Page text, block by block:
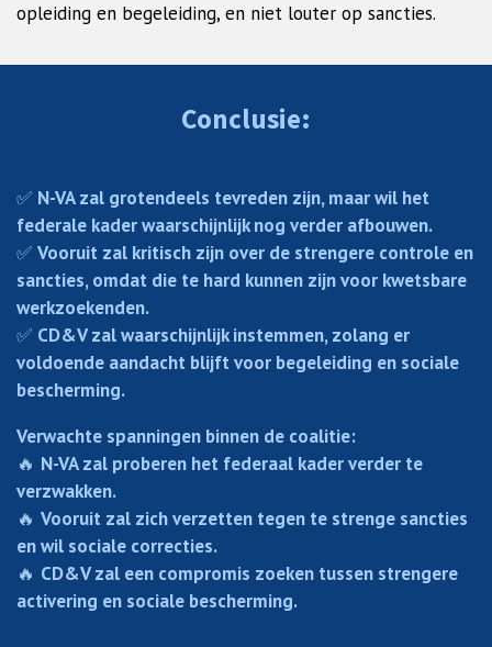
opleiding en begeleiding, en niet louter op sancties.
Conclusie:
✅ N-VA zal grotendeels tevreden zijn, maar wil het
federale kader waarschijnlijk nog verder afbouwen.
✅ Vooruit zal kritisch zijn over de strengere controle en
sancties, omdat die te hard kunnen zijn voor kwetsbare
werkzoekenden.
✅ CD&V zal waarschijnlijk instemmen, zolang er
voldoende aandacht blijft voor begeleiding en sociale
bescherming.
Verwachte spanningen binnen de coalitie:
🔥 N-VA zal proberen het federaal kader verder te
verzwakken.
🔥 Vooruit zal zich verzetten tegen te strenge sancties
en wil sociale correcties.
🔥 CD&V zal een compromis zoeken tussen strengere
activering en sociale bescherming.